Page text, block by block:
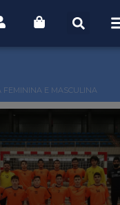
FEMININA E MASCULINA